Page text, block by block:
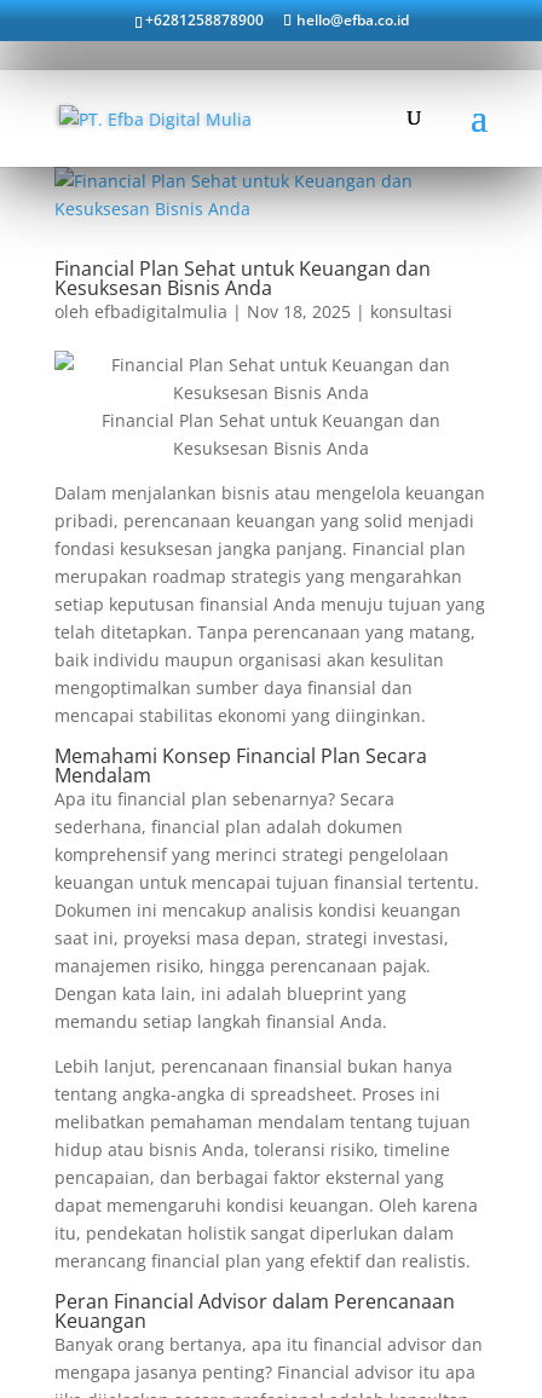
+6281258878900 hello@efba.co.id
Financial Plan Sehat untuk Keuangan dan
Kesuksesan Bisnis Anda
oleh efbadigitalmulia | Nov 18, 2025| konsultasi
Financial Plan Sehat untuk Keuangan dan
Kesuksesan Bisnis Anda
Dalam menjalankan bisnis atau mengelola keuangan
pribadi, perencanaan keuangan yang solid menjadi
fondasi kesuksesan jangka panjang. Financial plan
merupakan roadmap strategis yang mengarahkan
setiap keputusan finansial Anda menuju tujuan yang
telah ditetapkan. Tanpa perencanaan yang matang,
baik individu maupun organisasi akan kesulitan
mengoptimalkan sumber daya finansial dan
mencapai stabilitas ekonomi yang diinginkan.
Memahami Konsep Financial Plan Secara
Mendalam
Apa itu financial plan sebenarnya? Secara
sederhana, financial plan adalah dokumen
komprehensif yang merinci strategi pengelolaan
keuangan untuk mencapai tujuan finansial tertentu.
Dokumen ini mencakup analisis kondisi keuangan
saat ini, proyeksi masa depan, strategi investasi,
manajemen risiko, hingga perencanaan pajak.
Dengan kata lain, ini adalah blueprint yang
memandu setiap langkah finansial Anda.
Lebih lanjut, perencanaan finansial bukan hanya
tentang angka-angka di spreadsheet. Proses ini
melibatkan pemahaman mendalam tentang tujuan
hidup atau bisnis Anda, toleransi risiko, timeline
pencapaian, dan berbagai faktor eksternal yang
dapat memengaruhi kondisi keuangan. Oleh karena
itu, pendekatan holistik sangat diperlukan dalam
merancang financial plan yang efektif dan realistis.
Peran Financial Advisor dalam Perencanaan
Keuangan
Banyak orang bertanya, apa itu financial advisor dan
mengapa jasanya penting? Financial advisor itu apa